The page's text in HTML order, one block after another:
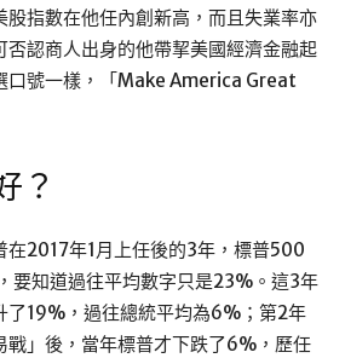
股指數在他任內創新高，而且失業率亦
否認商人出身的他帶挈美國經濟金融起
口號一樣，「Make America Great
？
在2017年1月上任後的3年，標普500
要知道過往平均數字只是23%。這3年
了19%，過往總統平均為6%；第2年
戰」後，當年標普才下跌了6%，歷任